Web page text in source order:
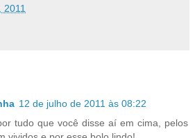
2011
12 de julho de 2011 às 08:22
tudo que você disse aí em cima, pelos